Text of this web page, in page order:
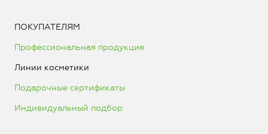
ПОКУПАТЕЛЯМ
Профессиональная продукция
Линии косметики
Подарочные сертификаты
Индивидуальный подбор